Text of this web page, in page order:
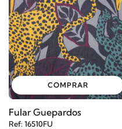
COMPRAR
Fular Guepardos
Ref: 16510FU